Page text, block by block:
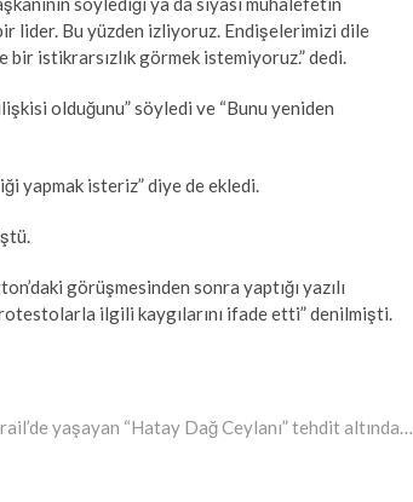
lider. Bu yüzden izliyoruz. Endişelerimizi dile
istikrarsızlık görmek istemiyoruz.” dedi.
olduğunu” söyledi ve “Bunu yeniden
yapmak isteriz” diye de ekledi.
görüşmesinden sonra yaptığı yazılı
ilgili kaygılarını ifade etti” denilmişti.
yaşayan “Hatay Dağ Ceylanı” tehdit altında…